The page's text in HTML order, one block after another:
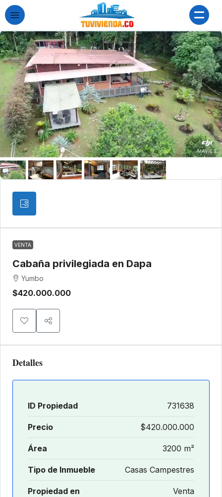
VENTA
Cabaña privilegiada en Dapa
Yumbo
$420.000.000
Detalles
ID Propiedad 731638
Precio $420.000.000
Área 3200 m²
Tipo de Inmueble Casas Campestres
Propiedad en Venta